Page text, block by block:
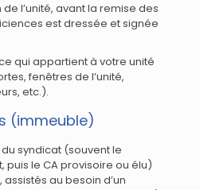
l’unité, avant la remise des
est dressée et signée
qui appartient à votre unité
fenêtres de l’unité,
etc.).
(immeuble)
syndicat (souvent le
puis le CA provisoire ou élu)
au besoin d’un